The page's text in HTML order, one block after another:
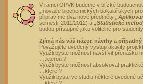
V rámci OPVK budeme v blízké
„Inovace biochemických bakalářských
připravíme dva nové předměty
semestr 2011/2012) a „Statistické
budou přístupné jako volitelné pro
Zjímá nás váš názor, návrhy a
Považujete uvedený výstup aktivity
Využli byste možnost navštívit přenášku
….kterou ?
Využli byste možnost absolvovat
…které ?
Využili byste ve studiu některé uvedené
…které ?